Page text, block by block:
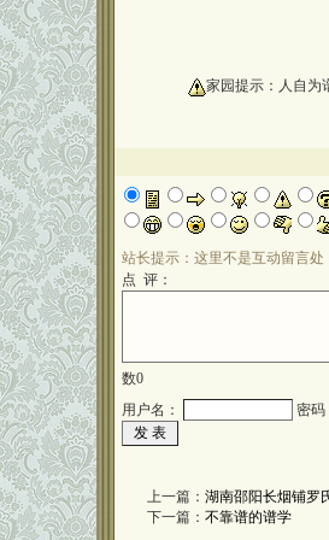
家园提示：人自为
站长提示：这里不是互动留言处
点 评：
数0
用户名：
密码
上一篇： 湖南邵阳长烟铺罗
下一篇： 不靠谱的谱学